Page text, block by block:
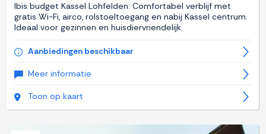
Ibis budget Kassel Lohfelden: Comfortabel verblijf met
gratis Wi-Fi, airco, rolstoeltoegang en nabij Kassel centrum.
Ideaal voor gezinnen en huisdiervriendelijk.
Aanbiedingen beschikbaar
Meer informatie
Toon op kaart